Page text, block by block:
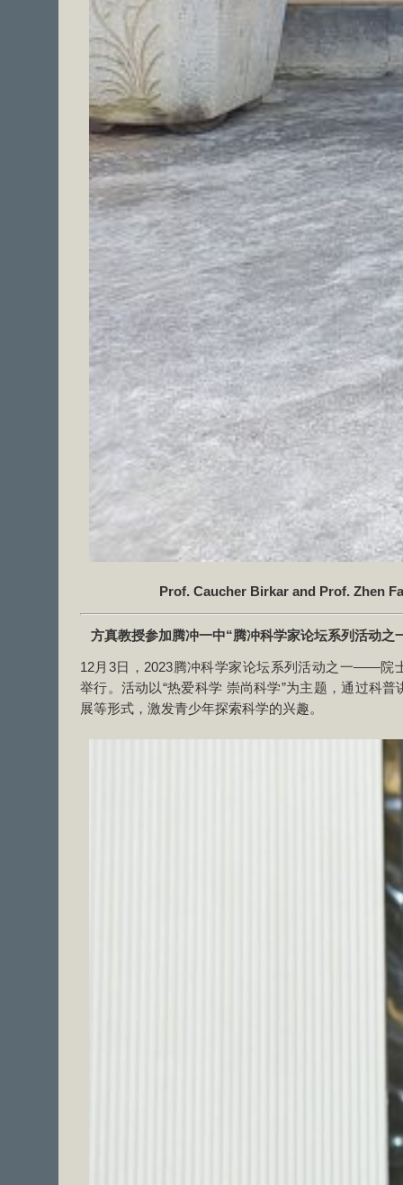
Prof. Caucher Birkar and Prof. Zhen
方真教授参加腾冲一中“腾冲科学家论坛系列活动
12月3日，2023腾冲科学家论坛系列活动之一——院
举行。活动以“热爱科学 崇尚科学”为主题，通过科
展等形式，激发青少年探索科学的兴趣。